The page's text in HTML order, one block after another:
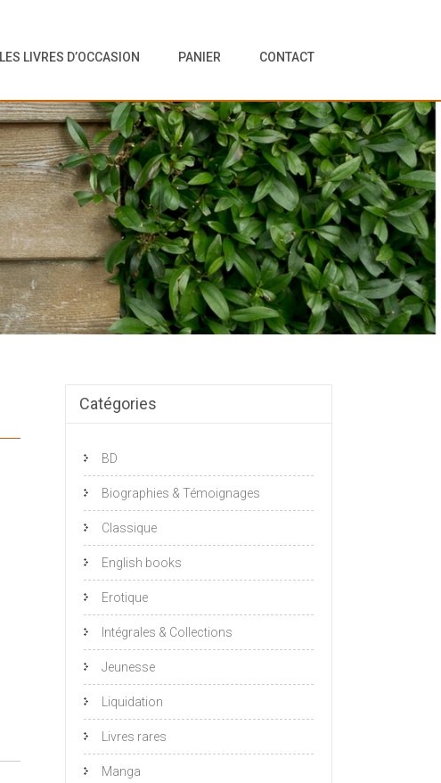
LES LIVRES D’OCCASION PANIER CONTACT
Catégories
BD
Biographies & Témoignages
Classique
English books
Erotique
Intégrales & Collections
Jeunesse
Liquidation
Livres rares
Manga